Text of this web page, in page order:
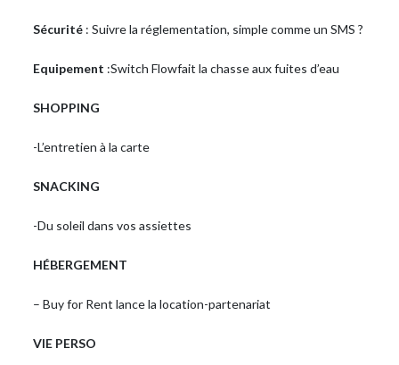
Sécurité : Suivre la réglementation, simple comme un SMS ?
Equipement :Switch Flowfait la chasse aux fuites d’eau
SHOPPING
-L’entretien à la carte
SNACKING
-Du soleil dans vos assiettes
HÉBERGEMENT
– Buy for Rent lance la location-partenariat
VIE PERSO